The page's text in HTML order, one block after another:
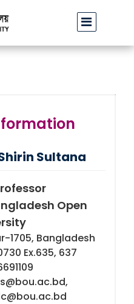
চেষ্টা: সর্বসাধারণকে সতর্ক থাকার
Sultana
Open
1705, Bangladesh
Ex.635, 637